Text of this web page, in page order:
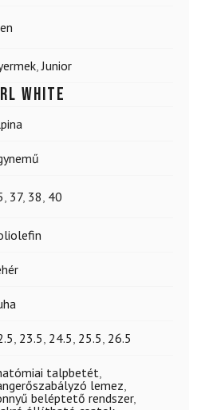
,Junior
White
, 37, 38, 40
, 23.5, 24.5, 25.5, 26.5
talpbetét,
lemez,
beléptető rendszer,